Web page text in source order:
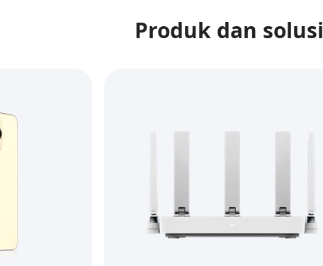
Produk dan solusi